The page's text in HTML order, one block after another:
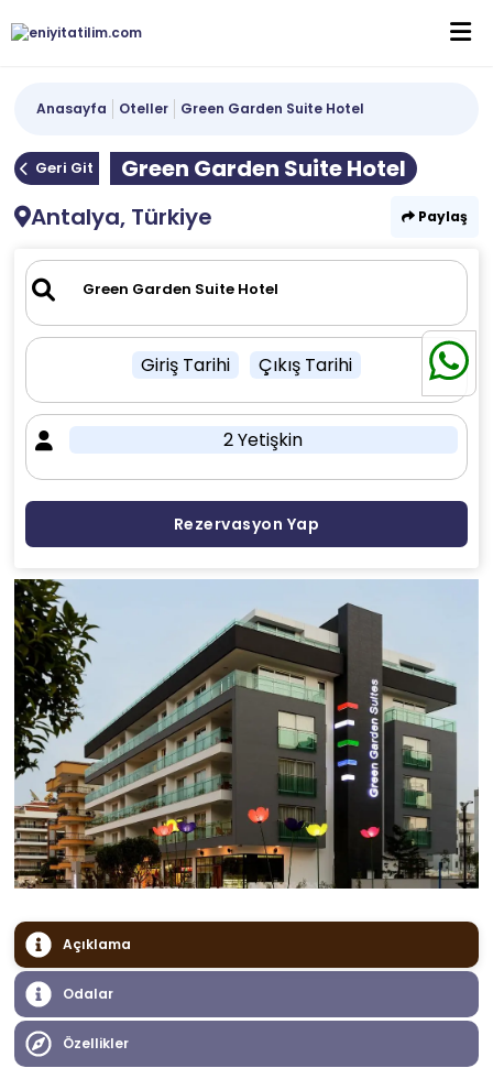
Anasayfa Oteller Green Garden Suite Hotel
Geri Git
Green Garden Suite Hotel
Antalya, Türkiye
Paylaş
Giriş Tarihi Çıkış Tarihi
2 Yetişkin
Rezervasyon Yap
Açıklama
Odalar
Özellikler